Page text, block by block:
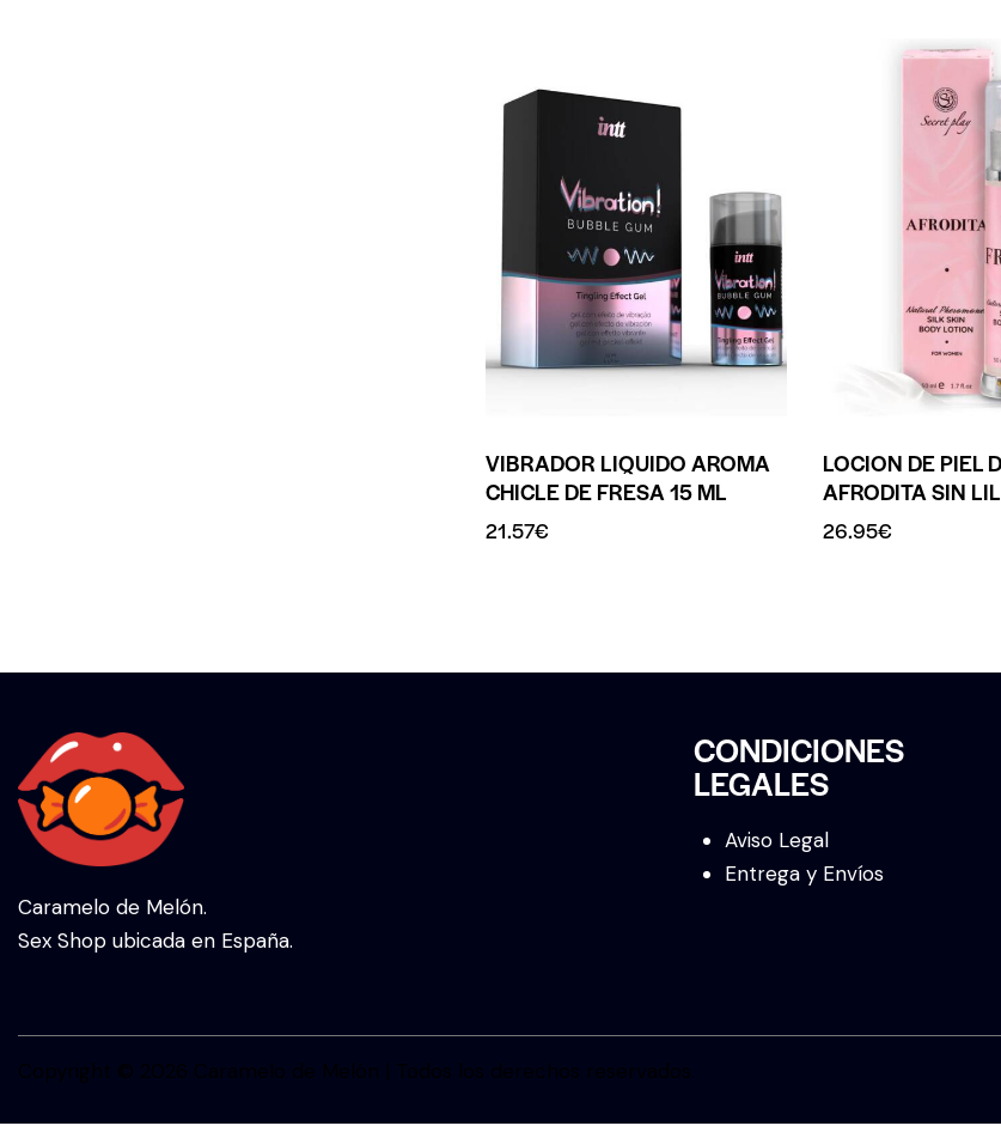
VIBRADOR LIQUIDO AROMA
CHICLE DE FRESA 15 ML
21.57€
LOCION DE PIEL
AFRODITA SIN
26.95€
Caramelo de Melón.
Sex Shop ubicada en España.
CONDICIONES
LEGALES
Aviso Legal
Entrega y Envíos
Copyright © 2026 Caramelo de Melón | Todos los derechos reservados.